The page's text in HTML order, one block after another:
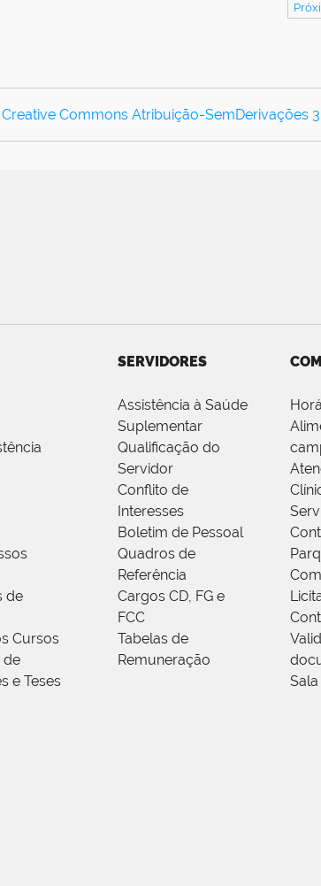
Creative Commons Atribuição-SemDerivações
de
Cursos
de
e Teses
SERVIDORES
Assistência à Saúde
Suplementar
Qualificação do
Servidor
Conflito de
Interesses
Boletim de Pessoal
Quadros de
Referência
Cargos CD, FG e
FCC
Tabelas de
Remuneração